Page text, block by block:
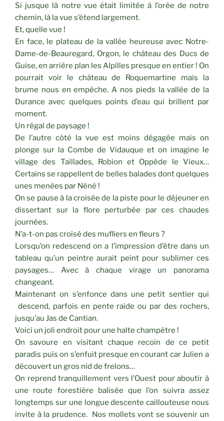
Si jusque là notre vue était limitée à l’orée de notre
chemin, là la vue s’étend largement.
Et, quelle vue !
En face, le plateau de la vallée heureuse avec Notre-
Dame-de-Beauregard, Orgon, le château des Ducs de
Guise, en arrière plan les Alpilles presque en entier ! On
pourrait voir le château de Roquemartine mais la
brume nous en empêche. A nos pieds la vallée de la
Durance avec quelques points d’eau qui brillent par
moment.
Un régal de paysage !
De l’autre côté la vue est moins dégagée mais on
plonge sur la Combe de Vidauque et on imagine le
village des Taillades, Robion et Oppède le Vieux…
Certains se rappellent de belles balades dont quelques
unes menées par Néné !
On se pause à la croisée de la piste pour le déjeuner en
dissertant sur la flore perturbée par ces chaudes
journées.
N’a-t-on pas croisé des mufliers en fleurs ?
Lorsqu’on redescend on a l’impression d’être dans un
tableau qu’un peintre aurait peint pour sublimer ces
paysages… Avec à chaque virage un panorama
changeant.
Maintenant on s’enfonce dans une petit sentier qui
descend, parfois en pente raide ou par des rochers,
jusqu’au Jas de Cantian.
Voici un joli endroit pour une halte champêtre !
On savoure en visitant chaque recoin de ce petit
paradis puis on s’enfuit presque en courant car Julien a
découvert un gros nid de frelons…
On reprend tranquillement vers l’Ouest pour aboutir à
une route forestière balisée que l’on suivra assez
longtemps sur une longue descente caillouteuse nous
invite à la prudence. Nos mollets vont se souvenir un